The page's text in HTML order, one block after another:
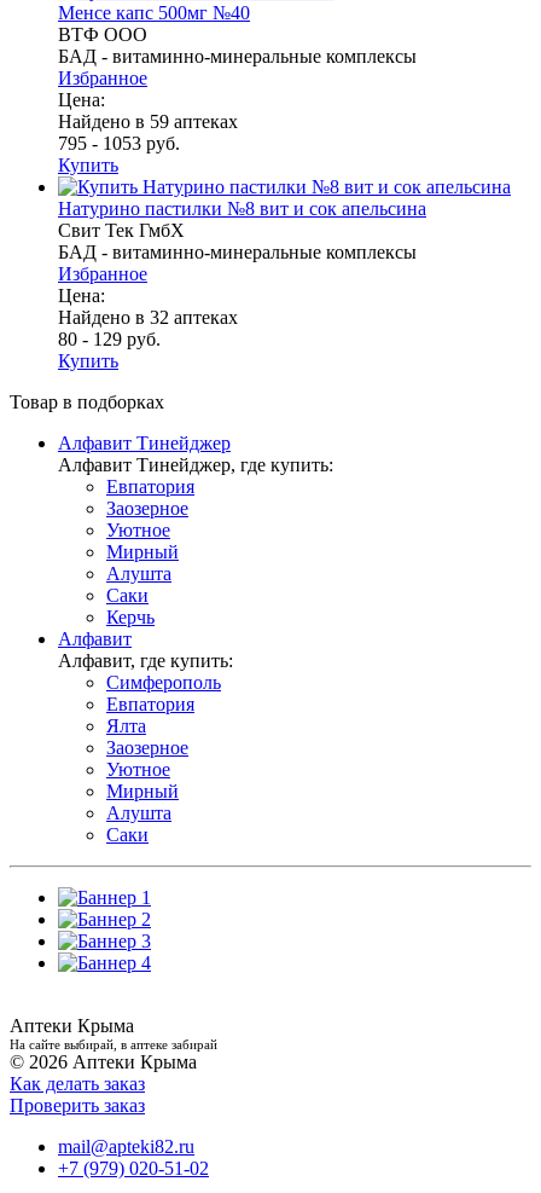
Менсе капс 500мг №40
ВТФ ООО
БАД - витаминно-минеральные комплексы
Избранное
Цена:
Найдено в 59 аптеках
795 - 1053 руб.
Купить
Натурино пастилки №8 вит и сок апельсина
Свит Тек ГмбХ
БАД - витаминно-минеральные комплексы
Избранное
Цена:
Найдено в 32 аптеках
80 - 129 руб.
Купить
Товар в подборках
Алфавит Тинейджер
Алфавит Тинейджер, где купить:
Евпатория
Заозерное
Уютное
Мирный
Алушта
Саки
Керчь
Алфавит
Алфавит, где купить:
Симферополь
Евпатория
Ялта
Заозерное
Уютное
Мирный
Алушта
Саки
Аптеки Крыма
На сайте выбирай, в аптеке забирай
© 2026 Аптеки Крыма
Как делать заказ
Проверить заказ
mail@apteki82.ru
+7 (979) 020-51-02